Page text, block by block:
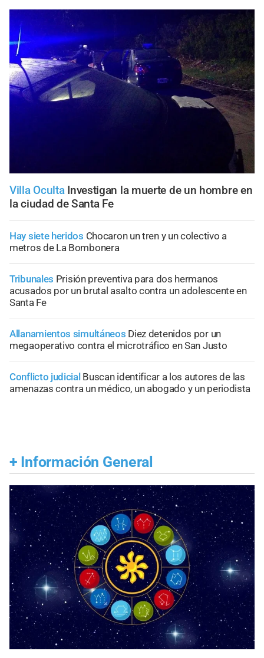
Villa Oculta Investigan la muerte de un hombre en
la ciudad de Santa Fe
Hay siete heridos Chocaron un tren y un colectivo a
metros de La Bombonera
Tribunales Prisión preventiva para dos hermanos
acusados por un brutal asalto contra un adolescente en
Santa Fe
Allanamientos simultáneos Diez detenidos por un
megaoperativo contra el microtráfico en San Justo
Conflicto judicial Buscan identificar a los autores de las
amenazas contra un médico, un abogado y un periodista
+ Información General